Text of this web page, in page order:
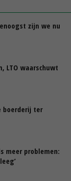
zijn we nu
LTO waarschuwt
boerderij ter
meer problemen: